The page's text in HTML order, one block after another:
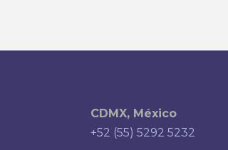
CDMX, México
+52 (55) 5292 5232